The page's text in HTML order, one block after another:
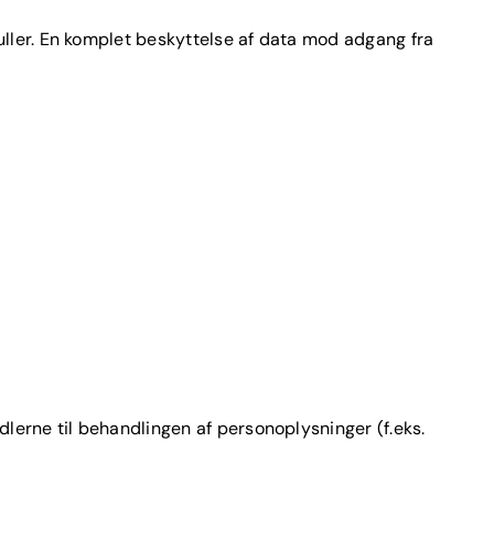
En komplet beskyttelse af data mod adgang fra
til behandlingen af personoplysninger (f.eks.